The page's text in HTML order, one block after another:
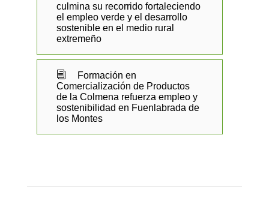
culmina su recorrido fortaleciendo
el empleo verde y el desarrollo
sostenible en el medio rural
extremeño
i
Comercialización de Productos
de la Colmena refuerza empleo y
sostenibilidad en Fuenlabrada de
los Montes